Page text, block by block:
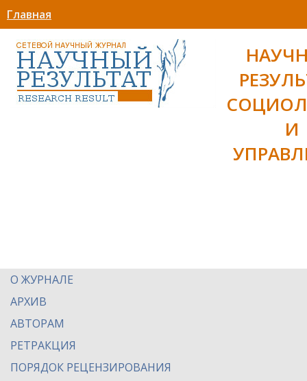
Главная
И
О ЖУРНАЛЕ
АРХИВ
АВТОРАМ
РЕТРАКЦИЯ
ПОРЯДОК РЕЦЕНЗИРОВАНИЯ